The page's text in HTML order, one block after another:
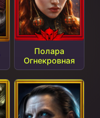
Полара
Огнекровная